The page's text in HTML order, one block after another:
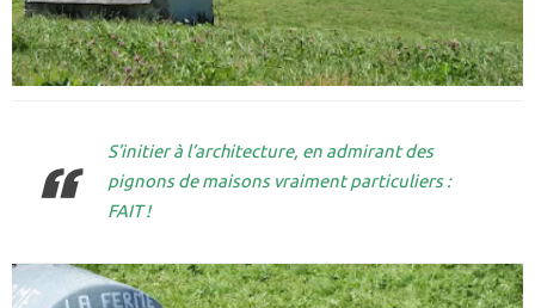
S’initier à l’architecture, en admirant des
pignons de maisons vraiment particuliers :
FAIT !